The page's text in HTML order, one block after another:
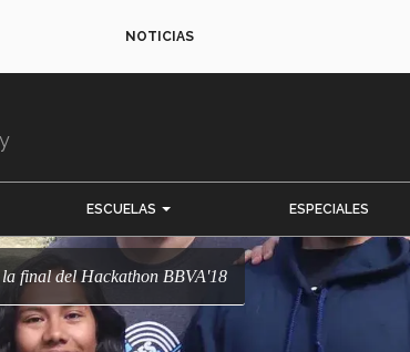
NOTICIAS
ESCUELAS ESPECIALES
la final del Hackathon BBVA'18